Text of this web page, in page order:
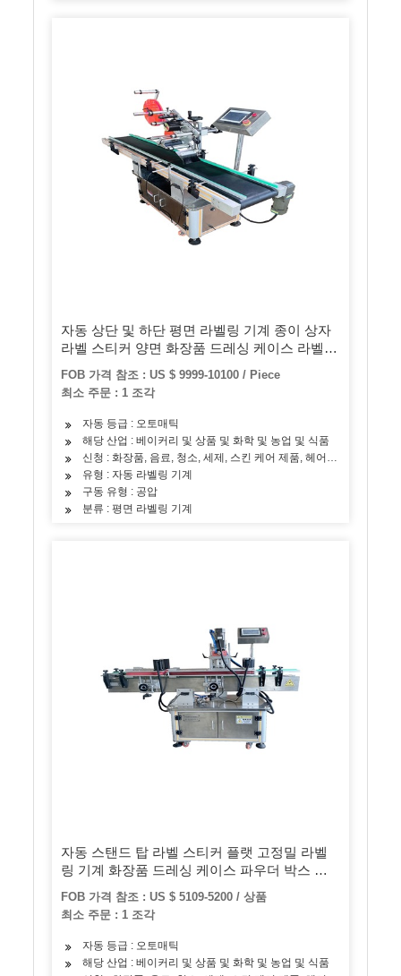
자동 상단 및 하단 평면 라벨링 기계 종이 상자
라벨 스티커 양면 화장품 드레싱 케이스 라벨링
FOB 가격 참조 : US $ 9999-10100 / Piece
최소 주문 : 1 조각
자동 등급 : 오토매틱
해당 산업 : 베이커리 및 상품 및 화학 및 농업 및 식품
신청 : 화장품, 음료, 청소, 세제, 스킨 케어 제품, 헤어 케어 제품, 오
유형 : 자동 라벨링 기계
구동 유형 : 공압
분류 : 평면 라벨링 기계
자동 스탠드 탑 라벨 스티커 플랫 고정밀 라벨
링 기계 화장품 드레싱 케이스 파우더 박스 라
벨링 기계
FOB 가격 참조 : US $ 5109-5200 / 상품
최소 주문 : 1 조각
자동 등급 : 오토매틱
해당 산업 : 베이커리 및 상품 및 화학 및 농업 및 식품